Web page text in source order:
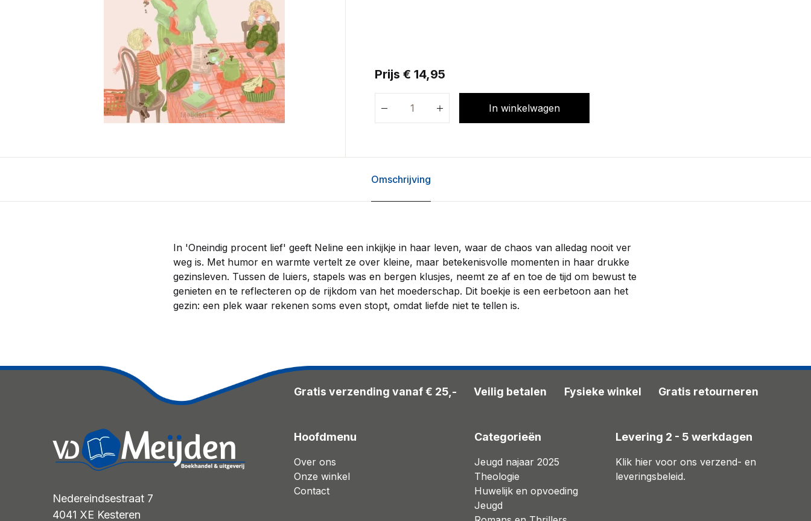
Prijs € 14,95
In winkelwagen
Omschrijving
In 'Oneindig procent lief' geeft Neline een inkijkje in haar leven, waar de chaos van alledag nooit ver
weg is. Met humor en warmte vertelt ze over kleine, maar betekenisvolle momenten in haar drukke
gezinsleven. Tussen de luiers, stapels was en bergen klusjes, neemt ze af en toe de tijd om bewust te
genieten en te reflecteren op de rijkdom van het moederschap. Dit boekje is een eerbetoon aan het
gezin: een plek waar rekenen soms even stopt, omdat liefde niet te tellen is.
Gratis verzending vanaf € 25,- Veilig betalen Fysieke winkel Gratis retourneren
Nedereindsestraat 7
4041 XE Kesteren
Hoofdmenu
Over ons
Onze winkel
Contact
Categorieën
Jeugd najaar 2025
Theologie
Huwelijk en opvoeding
Jeugd
Levering 2 - 5 werkdagen
Klik hier voor ons verzend- en
leveringsbeleid.